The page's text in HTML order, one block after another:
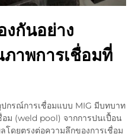
งกันอย่าง
าพการเชื่อมที่
กรณ์การเชื่อมแบบ MIG มีบทบาท
ม (weld pool) จากการปนเปื้อน
ดยตรงต่อความลึกของการเชื่อม